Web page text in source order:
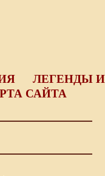
ЛЕГЕНДЫ И
САЙТА